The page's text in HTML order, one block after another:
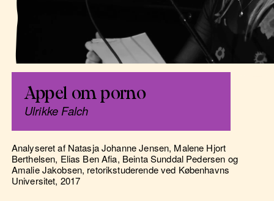
Appel om porno
Ulrikke Falch
Analyseret af Natasja Johanne Jensen, Malene Hjort
Berthelsen, Elias Ben Afia, Beinta Sunddal Pedersen og
Amalie Jakobsen, retorikstuderende ved Københavns
Universitet, 2017